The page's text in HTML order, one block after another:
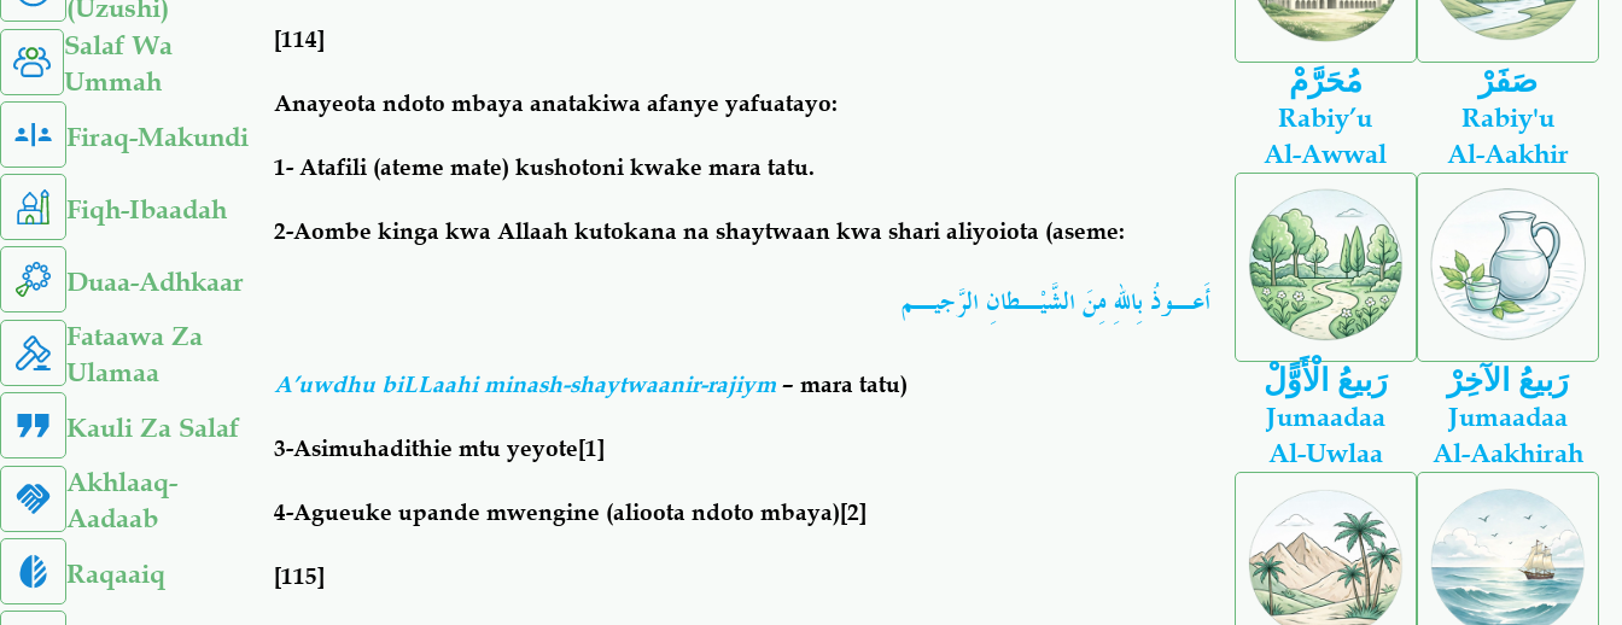
(Uzushi)
Salaf Wa
Ummah
Firaq-Makundi
Fiqh-Ibaadah
Duaa-Adhkaar
Fataawa Za
Ulamaa
Kauli Za Salaf
Akhlaaq-
Aadaab
Raqaaiq
[114]
Anayeota ndoto mbaya anatakiwa afanye yafuatayo:
1- Atafili (ateme mate) kushotoni kwake mara tatu.
2-Aombe kinga kwa Allaah kutokanana shaytwaan kwa shari aliyoiota (aseme:
أَعـوذُ بِاللهِ مِنَ الشَّيْـطانِ الرَّجيـم
A’uwdhu biLLaahi minash-shaytwaanir-rajiym – mara tatu)
3-Asimuhadithie mtu yeyote[1]
4-Agueuke upande mwengine (alioota ndoto mbaya)[2]
[115]
مُحَرَّمْ صَفَرْ
Rabiy’u
Al-Awwal
رَبيعُ الْأَوًّلْ
Rabiy'u
Al-Aakhir
رَبيعُ الآخِرْ
Jumaadaa
Al-Uwlaa
Jumaadaa
Al-Aakhirah